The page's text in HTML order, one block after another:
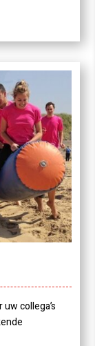
collega’s